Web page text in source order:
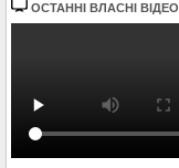
ОСТАННI ВЛАСНI ВIДЕО